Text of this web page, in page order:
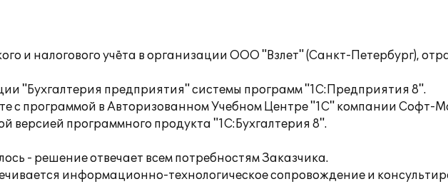
и налогового учёта в организации ООО "Взлет" (Санкт-Петербург),
"Бухгалтерия предприятия" системы программ "1С:Предприятия 8".
с программой в Авторизованном Учебном Центре "1С" компании Софт-
версией программного продукта "1С:Бухгалтерия 8".
- решение отвечает всем потребностям Заказчика.
информационно-технологическое сопровождение и